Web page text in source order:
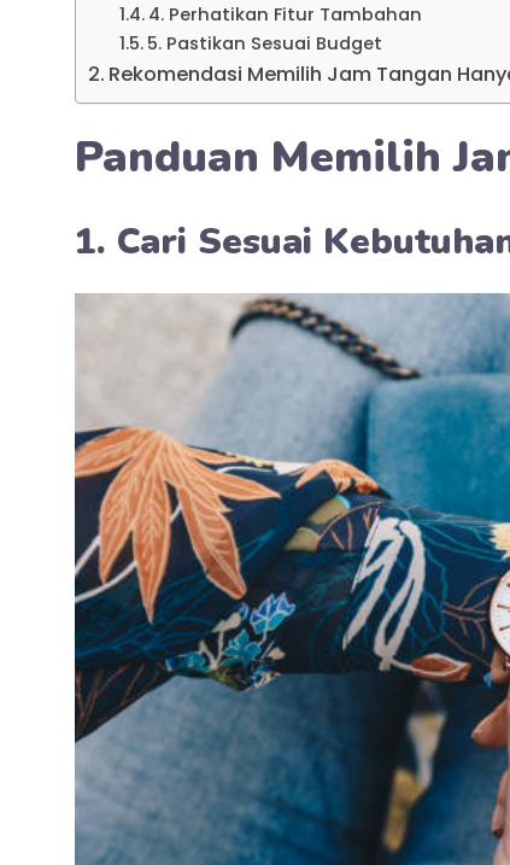
4. Perhatikan Fitur Tambahan
5. Pastikan Sesuai Budget
Rekomendasi Memilih Jam Tangan
Panduan Memilih
1. Cari Sesuai